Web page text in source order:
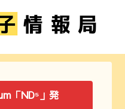
「ND⁵」発